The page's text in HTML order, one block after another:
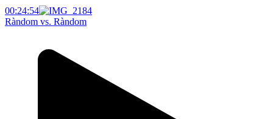
00:24:54
Ràndom vs. Ràndom